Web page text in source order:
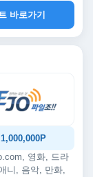
바로가기
영화, 드라
니, 음악, 만화,